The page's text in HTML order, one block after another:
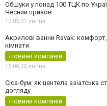
Обшуки у понад 100 ТЦК по
Чесний призов
12:05,31 липня
Акрилові ванни Ravak: комфорт,
кімнати
Новини компаній
15:00,30 липня
Cica-бум: як центела азіатська
догляду
Новини компаній